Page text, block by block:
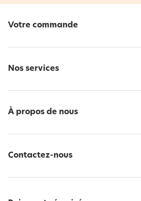
Votre commande
Nos services
À propos de nous
Contactez-nous